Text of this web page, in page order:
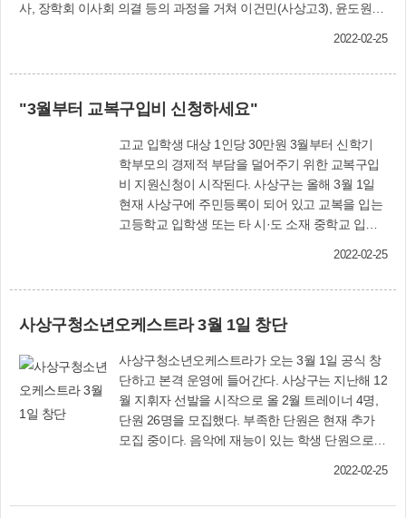
것"이라며 "앞으로도 구민들의 편의 증진과 저출
산 문제 해결을 위해 적극 노력할 것"이라고 말했
사, 장학회 이사회 의결 등의 과정을 거쳐 이건민(사상고3), 윤도원
수 고3학년 3명에게는 4년 동안 일정 학점 이상 유지시 장학금을 계
장학생을 포함해 1천123명에게 13억원의 장학금을 지원하는 등 지
역 인재육성에 힘써왔다. (재)부산사상구장학회 사무국 (☎310-
2022-02-25
"3월부터 교복구입비 신청하세요"
고교 입학생 대상 1인당 30만원 3월부터 신학기
학부모의 경제적 부담을 덜어주기 위한 교복구입
비 지원신청이 시작된다. 사상구는 올해 3월 1일
현재 사상구에 주민등록이 되어 있고 교복을 입는
고등학교 입학생 또는 타 시·도 소재 중학교 입학
복지센터 또는 구청 홈페이지로 재학증명서, 통장
육기관 입학생 해당) 등을 신청서와 함께 제출하면
된다. 학생 본인과 보호자 모두 신청 가능하다. 평
생학습과(☎310-4371)
2022-02-25
사상구청소년오케스트라 3월 1일 창단
사상구청소년오케스트라가 오는 3월 1일 공식 창
단하고 본격 운영에 들어간다. 사상구는 지난해 12
월 지휘자 선발을 시작으로 올 2월 트레이너 4명,
단원 26명을 모집했다. 부족한 단원은 현재 추가
모집 중이다. 음악에 재능이 있는 학생 단원으로
2022-02-25